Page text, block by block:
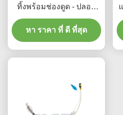
ทิ้งพร้อมช่องดูด - ปลอด
สาร DEHP PVC ใส รับ
ประกันคุณภาพ 5 ปี
หา ราคา ที่ ดี ที่สุด